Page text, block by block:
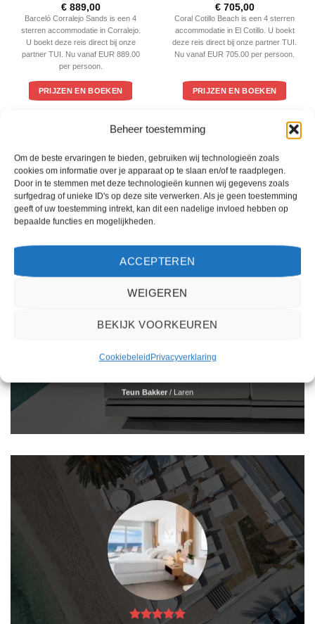
Beheer toestemming
Om de beste ervaringen te bieden, gebruiken wij technologieën zoals
cookies om informatie over je apparaat op te slaan en/of te raadplegen.
Door in te stemmen met deze technologieën kunnen wij gegevens zoals
surfgedrag of unieke ID's op deze site verwerken. Als je geen toestemming
geeft of uw toestemming intrekt, kan dit een nadelige invloed hebben op
bepaalde functies en mogelijkheden.
ACCEPTEREN
WEIGEREN
BEKIJK VOORKEUREN
CookiebeleidPrivacyverklaring
Gewaardeerd
4uit 5
€889,00
Barceló Corralejo Sands is een 4
sterren accommodatie in Corralejo.
U boekt deze reis direct bij onze
partner TUI. Nu vanaf EUR 889.00
per persoon.
PRIJZEN EN BOEKEN
Gewaardeerd
4uit 5
€705,00
Coral Cotillo Beach is een 4 sterren
accommodatie in El Cotillo. U boekt
deze reis direct bij onze partner TUI.
Nu vanaf EUR 705.00 per persoon.
PRIJZEN EN BOEKEN
WAT ZE OVER ONS ZEGGEN
vakantie te vinden. De zoekresultaten zijn overzichtelijk en tonen alle belangrijke
Teun Bakker / Laren